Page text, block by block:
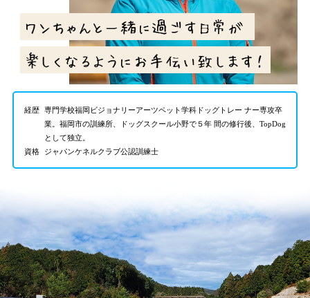
経歴
専門学校福岡ビジョナリーアーツペット学科ドッグトレー ナー専攻卒
業。福岡市の訓練所、ドッグスクール小野で５年 間の修行後、TopDog
として独立。
資格
ジャパンケネルクラブ公認訓練士